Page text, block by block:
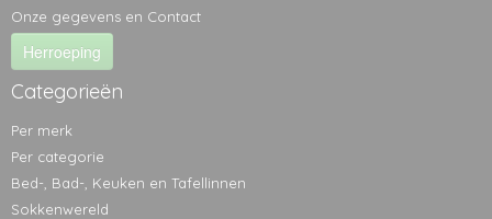
Onze gegevens en Contact
Herroeping
Categorieën
Per merk
Per categorie
Bed-, Bad-, Keuken en Tafellinnen
Sokkenwereld